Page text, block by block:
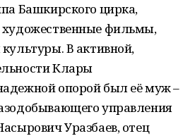
Башкирского цирка,
фильмы,
В активной,
Клары
опорой был её муж –
управления
Уразбаев, отец